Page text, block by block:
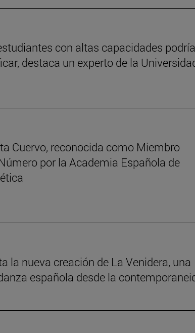
con altas capacidades
destaca un experto de la
Cuervo, reconocida como Miembro
por la Academia Española de
la nueva creación de La Venidera, una
española desde la